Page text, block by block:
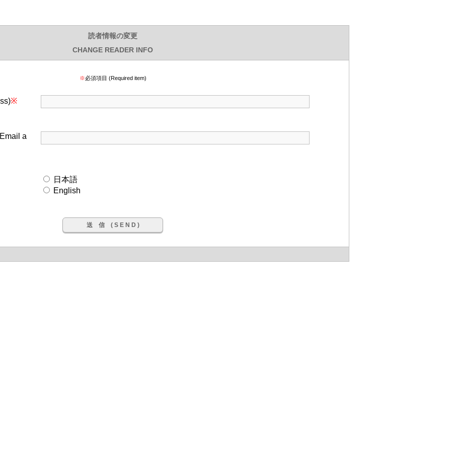
読者情報の変更
CHANGE READER INFO
※必須項目 (Required item)
※
a
日本語
English